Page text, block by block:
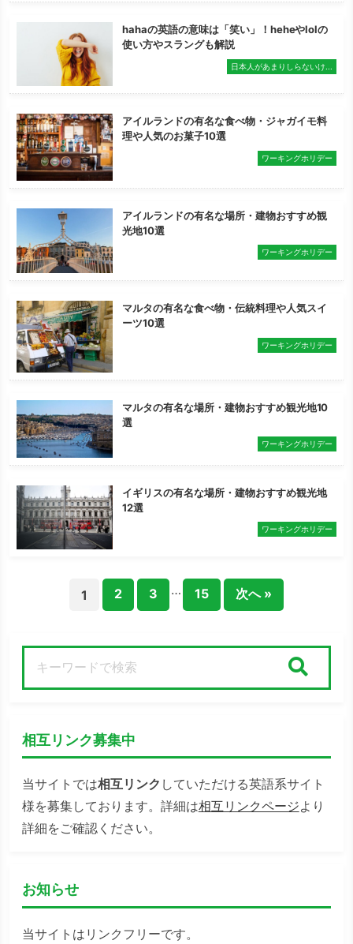
hahaの英語の意味は「笑い」！heheやlolの
使い方やスラングも解説
日本人があまりしらないけ...
アイルランドの有名な食べ物・ジャガイモ料
理や人気のお菓子10選
ワーキングホリデー
アイルランドの有名な場所・建物おすすめ観
光地10選
ワーキングホリデー
マルタの有名な食べ物・伝統料理や人気スイ
ーツ10選
ワーキングホリデー
マルタの有名な場所・建物おすすめ観光地10
選
ワーキングホリデー
イギリスの有名な場所・建物おすすめ観光地
12選
ワーキングホリデー
1 2 3 … 15 次へ »
相互リンク募集中
当サイトでは相互リンク していただける英語系サイト
様を募集しております。詳細は相互リンクページより
詳細をご確認ください。
お知らせ
当サイトはリンクフリーです。